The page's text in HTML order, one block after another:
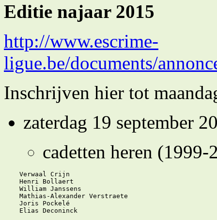
Editie najaar 2015
http://www.escrime-
ligue.be/documents/
Inschrijven hier tot
zaterdag 19 september
cadetten heren
    Verwaal Crijn
    Henri Bollaert
    William Janssens
    Mathias-Alexander Verstraete
    Joris Pockelé